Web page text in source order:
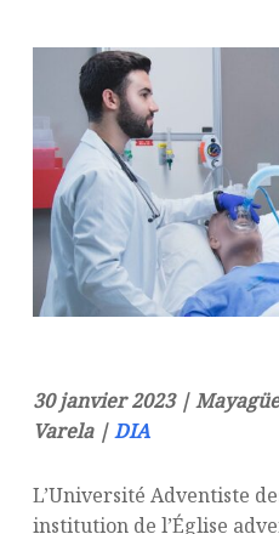
30 janvier 2023 |
Varela |DIA
L’Université Adventiste
institution de l’Église